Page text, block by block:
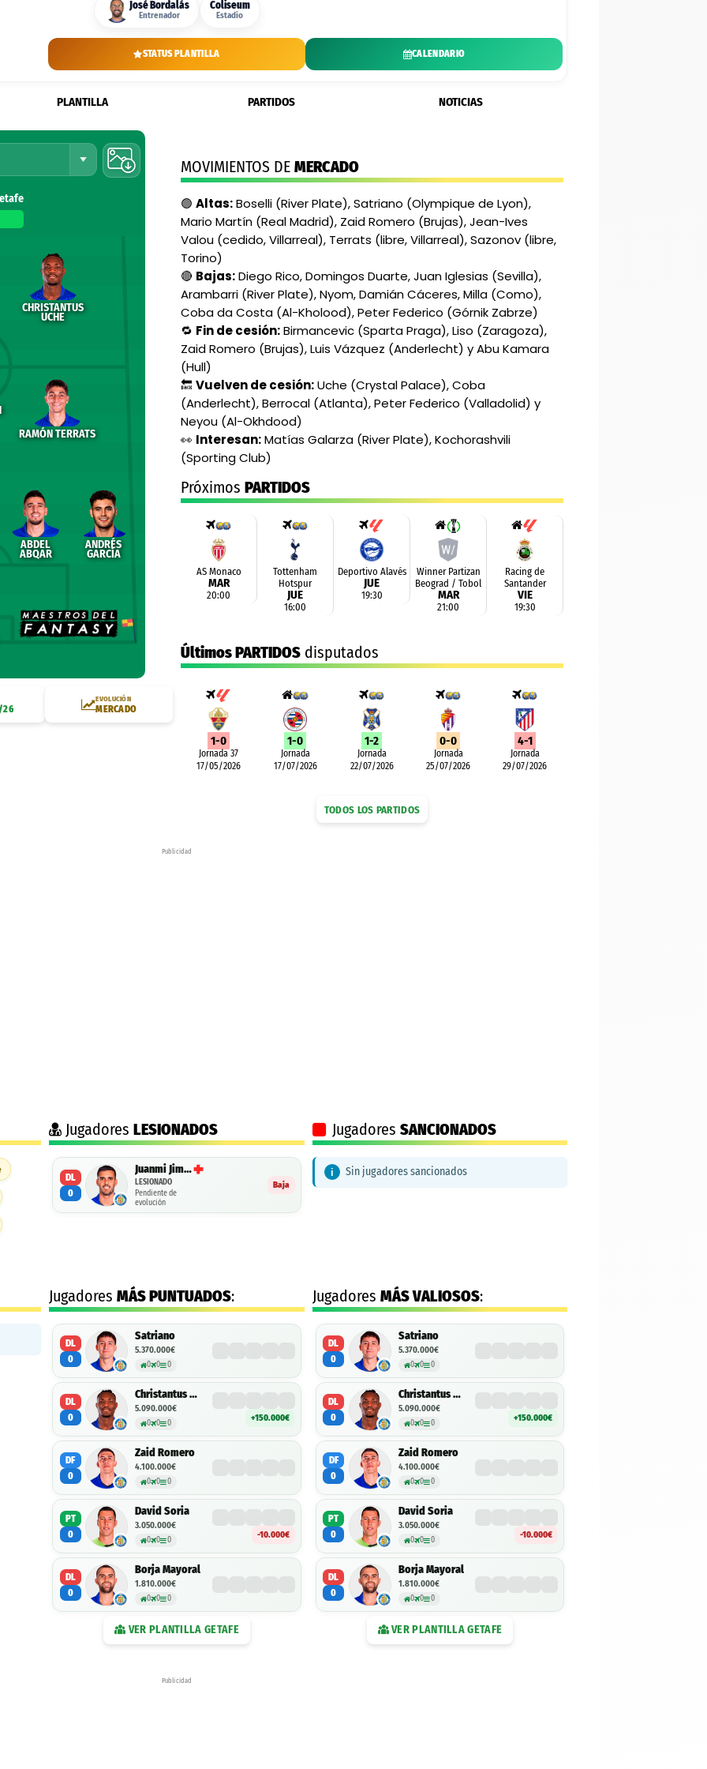
José Bordalás
Entrenador
Coliseum
Estadio
STATUS PLANTILLA CALENDARIO
PLANTILLA PARTIDOS NOTICIAS
CHRISTANTUS
UCHE
RAMÓN TERRATS
ABDEL
ABQAR
ANDRÉS
GARCÍA
26
EVOLUCIÓN
MERCADO
MOVIMIENTOS DE MERCADO
🟢 Altas:Boselli (River Plate), Satriano (Olympique de Lyon),
Mario Martín (Real Madrid), Zaid Romero (Brujas), Jean-Ives
Valou (cedido, Villarreal), Terrats (libre, Villarreal), Sazonov (libre,
Torino)
🔴 Bajas:Diego Rico, Domingos Duarte, Juan Iglesias (Sevilla),
Arambarri (River Plate), Nyom, Damián Cáceres, Milla (Como),
Coba da Costa (Al-Kholood), Peter Federico (Górnik Zabrze)
🔁 Fin de cesión:Birmancevic (Sparta Praga), Liso (Zaragoza),
Zaid Romero (Brujas), Luis Vázquez (Anderlecht) y Abu Kamara
(Hull)
🔙 Vuelven de cesión:Uche (Crystal Palace), Coba
(Anderlecht), Berrocal (Atlanta), Peter Federico (Valladolid) y
Neyou (Al-Okhdood)
👀 Interesan:Matías Galarza (River Plate), Kochorashvili
(Sporting Club)
Próximos PARTIDOS
AS Monaco
MAR
20:00
Tottenham
Hotspur
JUE
16:00
Deportivo Alavés
JUE
19:30Jornada
Winner Partizan
Beograd / Tobol
MAR
21:00
Racing de
Santander
VIE
19:30Jornada
Últimos PARTIDOS disputados
1-0
Jornada 37
17/05/2026
1-0
Jornada
17/07/2026
1-2
Jornada
22/07/2026
0-0
Jornada
25/07/2026
4-1
Jornada
29/07/2026
TODOS LOS PARTIDOS
Publicidad
JugadoresLESIONADOS
DL
0
Juanmi Jiménez
LESIONADO
Pendiente de
evolución
Baja
Jugadores SANCIONADOS
Sin jugadores sancionados
JugadoresMÁS PUNTUADOS:
DL
0
Satriano
5.370.000€
0 0 0
DL
0
Christantus Uche
5.090.000€
0 0 0
+150.000€
DF
0
Zaid Romero
4.100.000€
0 0 0
PT
0
David Soria
3.050.000€
0 0 0
-10.000€
DL
0
Borja Mayoral
1.810.000€
0 0 0
VER PLANTILLA GETAFE
Jugadores MÁS VALIOSOS:
DL
0
Satriano
5.370.000€
0 0 0
DL
0
Christantus Uche
5.090.000€
0 0 0
+150.000€
DF
0
Zaid Romero
4.100.000€
0 0 0
PT
0
David Soria
3.050.000€
0 0 0
-10.000€
DL
0
Borja Mayoral
1.810.000€
0 0 0
VER PLANTILLAGETAFE
Publicidad